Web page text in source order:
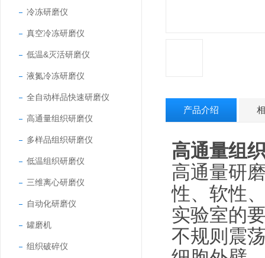
冷冻研磨仪
真空冷冻研磨仪
低温&灭活研磨仪
液氮冷冻研磨仪
全自动样品快速研磨仪
高通量组织研磨仪
多样品组织研磨仪
低温组织研磨仪
三维离心研磨仪
自动化研磨仪
罐磨机
组织破碎仪
产品介绍
高通量组
高通量研
性、软性
实验室的
不规则震